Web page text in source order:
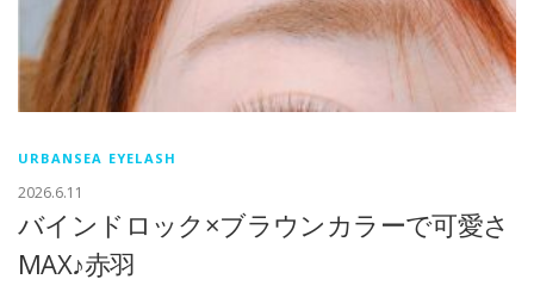
URBANSEA EYELASH
2026.6.11
バインドロック×ブラウンカラーで可愛さ
MAX♪赤羽